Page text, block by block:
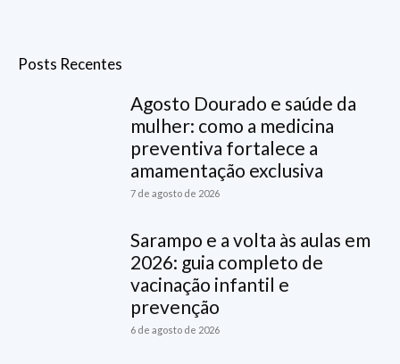
Posts Recentes
Agosto Dourado e saúde da
mulher: como a medicina
preventiva fortalece a
amamentação exclusiva
7 de agosto de 2026
Sarampo e a volta às aulas em
2026: guia completo de
vacinação infantil e
prevenção
6 de agosto de 2026